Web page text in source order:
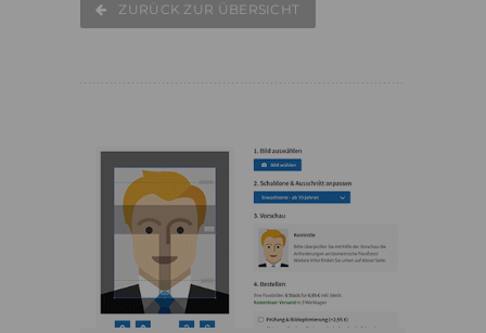
ZURÜCK ZUR ÜBERSICHT